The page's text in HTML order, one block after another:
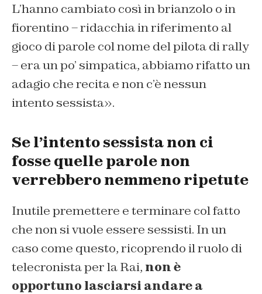
L’hanno cambiato così in brianzolo o in
fiorentino – ridacchia in riferimento al
gioco di parole col nome del pilota di rally
– era un po’ simpatica, abbiamo rifatto un
adagio che recita e non c’è nessun
intento sessista».
Se l’intento sessista non ci
fosse quelle parole non
verrebbero nemmeno ripetute
Inutile premettere e terminare col fatto
che non si vuole essere sessisti. In un
caso come questo, ricoprendo il ruolo di
telecronista per la Rai, non è
opportuno lasciarsi andare a